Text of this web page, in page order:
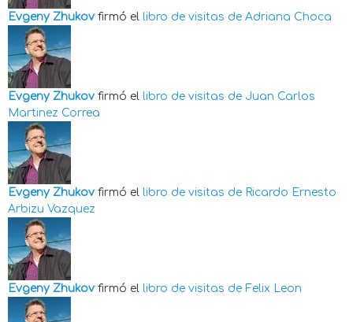
Evgeny Zhukov firmó el libro de visitas de Adriana Choca
Evgeny Zhukov firmó el libro de visitas de Juan Carlos
Martinez Correa
Evgeny Zhukov firmó el libro de visitas de Ricardo Ernesto
Arbizu Vazquez
Evgeny Zhukov firmó el libro de visitas de Felix Leon